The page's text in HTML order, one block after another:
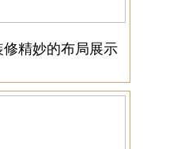
精妙的布局展示